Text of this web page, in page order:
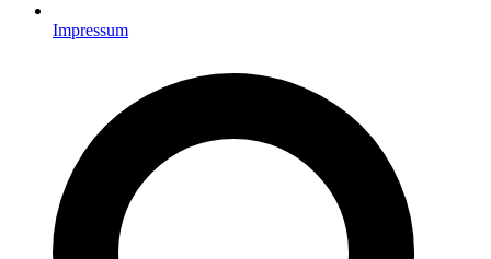
Impressum